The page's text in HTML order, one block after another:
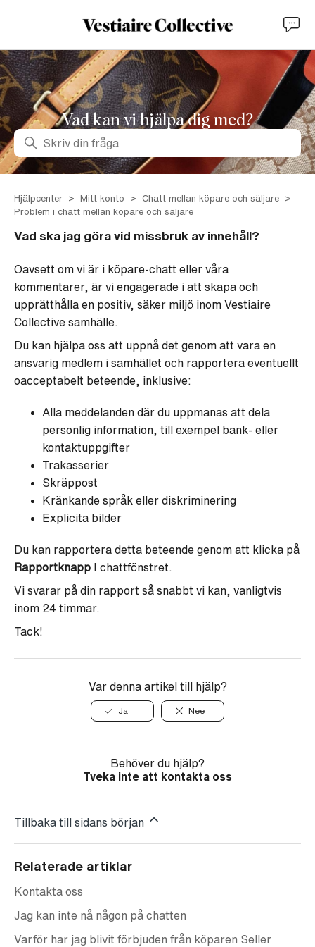
Vad kan vi hjälpa dig med?
Sök
Hjälpcenter Mitt konto
Chatt mellan köpare och säljare
Problem i chatt mellan köpare och säljare
Vad ska jag göra vid missbruk av innehåll?
Oavsett om vi är i köpare-chatt eller våra
kommentarer, är vi engagerade i att skapa och
upprätthålla en positiv, säker miljö inom Vestiaire
Collective samhälle.
Du kan hjälpa oss att uppnå det genom att vara en
ansvarig medlem i samhället och rapportera eventuellt
oacceptabelt beteende, inklusive:
Alla meddelanden där du uppmanas att dela
personlig information, till exempel bank- eller
kontaktuppgifter
Trakasserier
Skräppost
Kränkande språk eller diskriminering
Explicita bilder
Du kan rapportera detta beteende genom att klicka på
Rapportknapp I chattfönstret.
Vi svarar på din rapport så snabbt vi kan, vanligtvis
inom 24 timmar.
Tack!
Var denna artikel till hjälp?
Ja Nee
Behöver du hjälp?
Tveka inte att kontakta oss
Tillbaka till sidans början
Relaterade artiklar
Kontakta oss
Jag kan inte nå någon på chatten
Varför har jag blivit förbjuden från köparen Seller